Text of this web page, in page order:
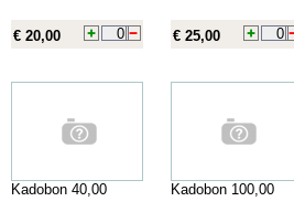
€ 20,00 € 25,00
Kadobon 40,00 Kadobon 100,00